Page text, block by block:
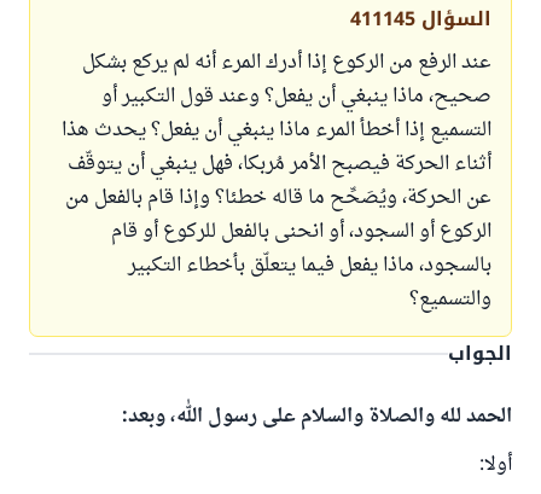
السؤال 411145
عند الرفع من الركوع إذا أدرك المرء أنه لم يركع بشكل
صحيح، ماذا ينبغي أن يفعل؟ وعند قول التكبير أو
التسميع إذا أخطأ المرء ماذا ينبغي أن يفعل؟ يحدث هذا
أثناء الحركة فيصبح الأمر مُربكا، فهل ينبغي أن يتوقّف
عن الحركة، ويُصَحِّح ما قاله خطئا؟ وإذا قام بالفعل من
الركوع أو السجود، أو انحنى بالفعل للركوع أو قام
بالسجود، ماذا يفعل فيما يتعلّق بأخطاء التكبير
والتسميع؟
الجواب
الحمد لله والصلاة والسلام على رسول الله، وبعد:
أولا: